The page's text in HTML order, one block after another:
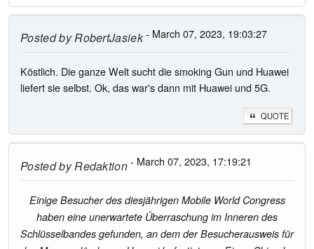
Posted byRobertJasiek- March 07, 2023, 19:03:27
Köstlich. Die ganze Welt sucht die smoking Gun und Huawei
liefert sie selbst. Ok, das war's dann mit Huawei und 5G.
QUOTE
Posted byRedaktion- March 07, 2023, 17:19:21
Einige Besucher des diesjährigen Mobile World Congress
haben eine unerwartete Überraschung im Inneren des
Schlüsselbandes gefunden, an dem der Besucherausweis für